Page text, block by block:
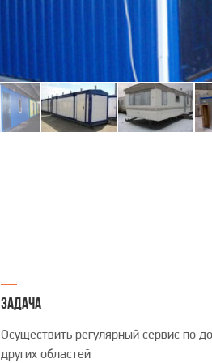
ЗАДАЧА
Осуществить регулярный сервис по
других областей
Я